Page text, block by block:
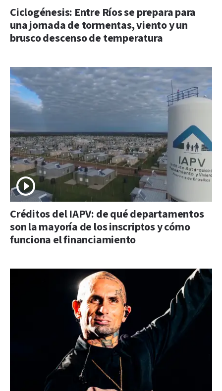
Ciclogénesis: Entre Ríos se prepara para
una jornada de tormentas, viento y un
brusco descenso de temperatura
Créditos del IAPV: de qué departamentos
son la mayoría de los inscriptos y cómo
funciona el financiamiento